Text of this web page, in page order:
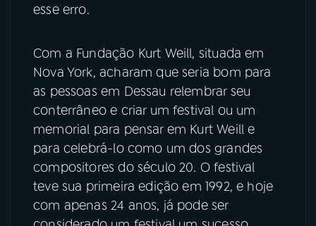
esse erro.
Com a Fundação Kurt Weill, situada em
Nova York, acharam que seria bom para
as pessoas em Dessau relembrar seu
conterrâneo e criar um festival ou um
memorial para pensar em Kurt Weill e
para celebrá-lo como um dos grandes
compositores do século 20. O festival
teve sua primeira edição em 1992, e hoje
com apenas 24 anos, já pode ser